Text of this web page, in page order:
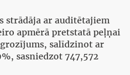
strādāja ar auditētajiem
apmērā pretstatā peļņai
salīdzinot ar
sasniedzot 747,572